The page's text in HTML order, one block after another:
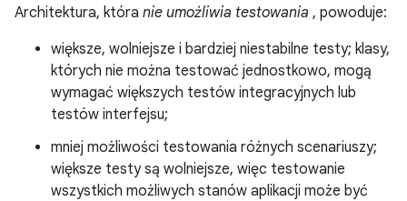
Architektura, która nie umożliwia testowania , powoduje:
większe, wolniejsze i bardziej niestabilne testy; klasy,
których nie można testować jednostkowo, mogą
wymagać większych testów integracyjnych lub
testów interfejsu;
mniej możliwości testowania różnych scenariuszy;
większe testy są wolniejsze, więc testowanie
wszystkich możliwych stanów aplikacji może być